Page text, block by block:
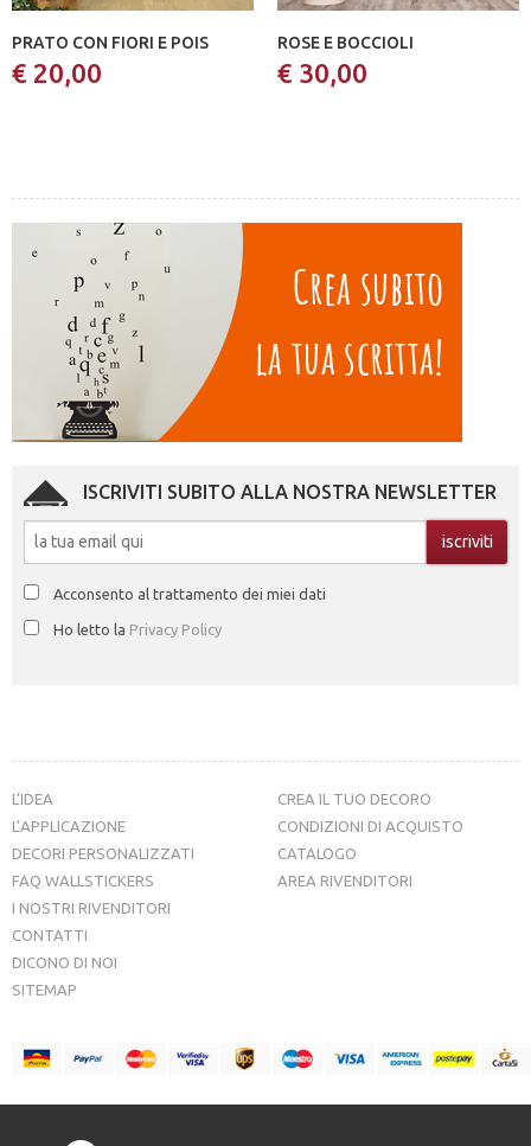
PRATO CON FIORI E POIS
€ 20,00
ROSE E BOCCIOLI
€ 30,00
ISCRIVITI SUBITO ALLA NOSTRA NEWSLETTER
Acconsento al trattamento dei miei dati
Ho letto la Privacy Policy
L’IDEA
L’APPLICAZIONE
DECORI PERSONALIZZATI
FAQ WALLSTICKERS
CREA IL TUO DECORO
CONDIZIONI DI ACQUISTO
CATALOGO
AREA RIVENDITORI
I NOSTRI RIVENDITORI
CONTATTI
DICONO DI NOI
SITEMAP